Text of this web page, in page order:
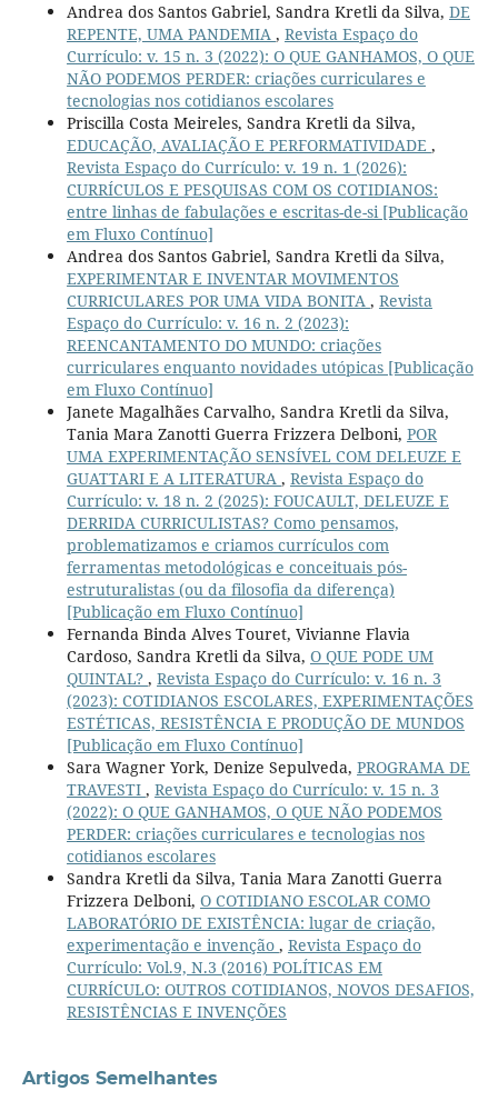
Andrea dos Santos Gabriel, Sandra Kretli da Silva, DE
REPENTE, UMA PANDEMIA , Revista Espaço do
Currículo: v. 15 n. 3 (2022): O QUE GANHAMOS, O QUE
NÃO PODEMOS PERDER: criações curriculares e
tecnologias nos cotidianos escolares
Priscilla Costa Meireles, Sandra Kretli da Silva,
EDUCAÇÃO, AVALIAÇÃO E PERFORMATIVIDADE ,
Revista Espaço do Currículo: v. 19 n. 1 (2026):
CURRÍCULOS E PESQUISAS COM OS COTIDIANOS:
entre linhas de fabulações e escritas-de-si [Publicação
em Fluxo Contínuo]
Andrea dos Santos Gabriel, Sandra Kretli da Silva,
EXPERIMENTAR E INVENTAR MOVIMENTOS
CURRICULARES POR UMA VIDA BONITA , Revista
Espaço do Currículo: v. 16 n. 2 (2023):
REENCANTAMENTO DO MUNDO: criações
curriculares enquanto novidades utópicas [Publicação
em Fluxo Contínuo]
Janete Magalhães Carvalho, Sandra Kretli da Silva,
Tania Mara Zanotti Guerra Frizzera Delboni, POR
UMA EXPERIMENTAÇÃO SENSÍVEL COM DELEUZE E
GUATTARI E A LITERATURA , Revista Espaço do
Currículo: v. 18 n. 2 (2025): FOUCAULT, DELEUZE E
DERRIDA CURRICULISTAS? Como pensamos,
problematizamos e criamos currículos com
ferramentas metodológicas e conceituais pós-
estruturalistas (ou da filosofia da diferença)
[Publicação em Fluxo Contínuo]
Fernanda Binda Alves Touret, Vivianne Flavia
Cardoso, Sandra Kretli da Silva, O QUE PODE UM
QUINTAL? , Revista Espaço do Currículo: v. 16 n. 3
(2023): COTIDIANOS ESCOLARES, EXPERIMENTAÇÕES
ESTÉTICAS, RESISTÊNCIA E PRODUÇÃO DE MUNDOS
[Publicação em Fluxo Contínuo]
Sara Wagner York, Denize Sepulveda, PROGRAMA DE
TRAVESTI , Revista Espaço do Currículo: v. 15 n. 3
(2022): O QUE GANHAMOS, O QUE NÃO PODEMOS
PERDER: criações curriculares e tecnologias nos
cotidianos escolares
Sandra Kretli da Silva, Tania Mara Zanotti Guerra
Frizzera Delboni, O COTIDIANO ESCOLAR COMO
LABORATÓRIO DE EXISTÊNCIA: lugar de criação,
experimentação e invenção , Revista Espaço do
Currículo: Vol.9, N.3 (2016) POLÍTICAS EM
CURRÍCULO: OUTROS COTIDIANOS, NOVOS DESAFIOS,
RESISTÊNCIAS E INVENÇÕES
Artigos Semelhantes